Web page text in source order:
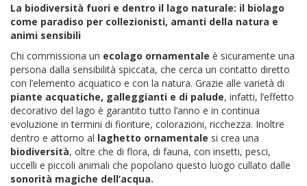
La biodiversità fuori e dentro il lago naturale: il biolago
come paradiso per collezionisti, amanti della natura e
animi sensibili
Chi commissiona un ecolago ornamentale è sicuramente una
persona dalla sensibilità spiccata, che cerca un contatto diretto
con l’elemento acquatico e con la natura. Grazie alle varietà di
piante acquatiche, galleggianti e di palude, infatti, l’effetto
decorativo del lago è garantito tutto l’anno e in continua
evoluzione in termini di fioriture, colorazioni, ricchezza. Inoltre
dentro e attorno al laghetto ornamentale si crea una
biodiversità, oltre che di flora, di fauna, con insetti, pesci,
uccelli e piccoli animali che popolano questo luogo cullato dalle
sonorità magiche dell’acqua.